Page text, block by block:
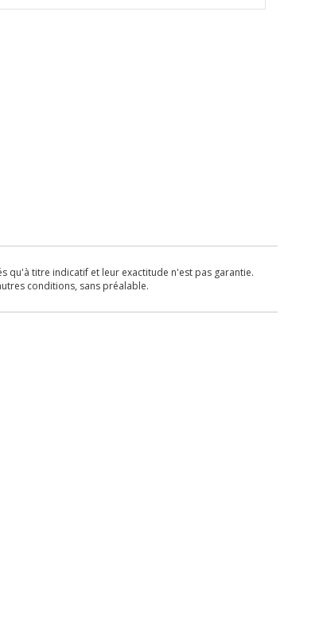
qu'à titre indicatif et leur exactitude n'est pas garantie.
conditions, sans préalable.